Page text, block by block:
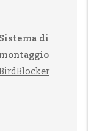
Sistema di
montaggio